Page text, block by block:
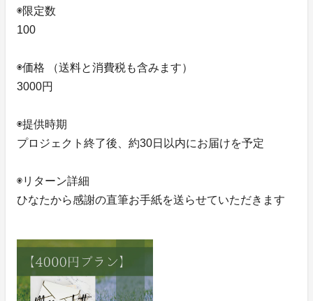
◉限定数
100
◉価格 （送料と消費税も含みます）
3000円
◉提供時期
プロジェクト終了後、約30日以内にお届けを予定
◉リターン詳細
ひなたから感謝の直筆お手紙を送らせていただきます